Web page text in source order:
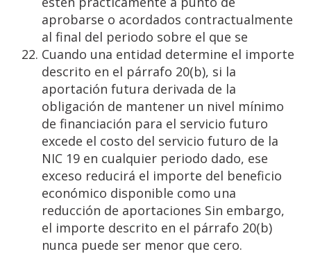
aprobarse o acordados contractualmente
al final del periodo sobre el que se
Cuando una entidad determine el importe
descrito en el párrafo 20(b), si la
aportación futura derivada de la
obligación de mantener un nivel mínimo
de financiación para el servicio futuro
excede el costo del servicio futuro de la
NIC 19 en cualquier periodo dado, ese
exceso reducirá el importe del beneficio
económico disponible como una
reducción de aportaciones Sin embargo,
el importe descrito en el párrafo 20(b)
nunca puede ser menor que cero.